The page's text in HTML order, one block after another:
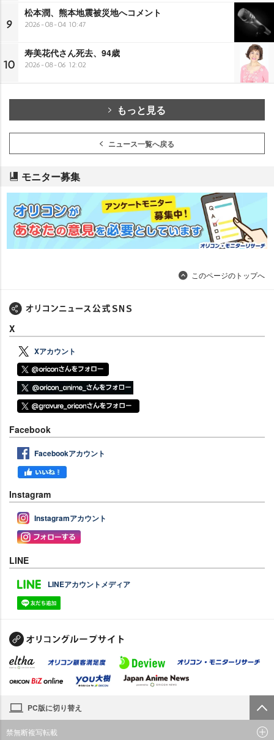
9
松本潤、熊本地震被災地へコメント
2026-08-04 10:47
10
寿美花代さん死去、94歳
2026-08-06 12:02
もっと見る
ニュース一覧へ戻る
モニター募集
このページのトップへ
X
Xアカウント
Facebook
Facebookアカウント
Instagram
Instagramアカウント
LINE
LINEアカウントメディア
PC版に切り替え
禁無断複写転載